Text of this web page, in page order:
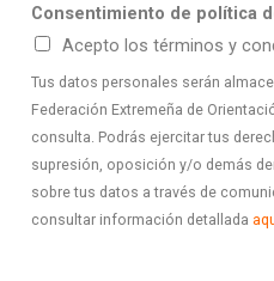
Consentimiento de política
Acepto los términos y
Tus datos personales serán
Federación Extremeña de
consulta. Podrás ejercitar tus
supresión, oposición y/o demás
sobre tus datos a través de
consultar información detallada